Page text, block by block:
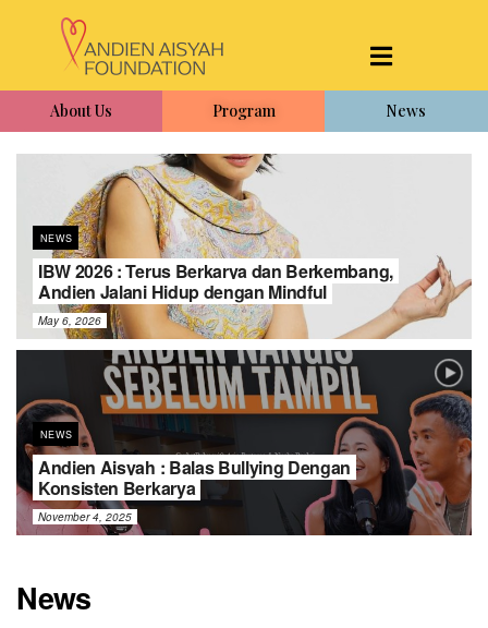
About Us Program News
NEWS
IBW 2026 : Terus Berkarya dan Berkembang,
Andien Jalani Hidup dengan Mindful
May 6, 2026
NEWS
Andien Aisyah : Balas Bullying Dengan
Konsisten Berkarya
November 4, 2025
News